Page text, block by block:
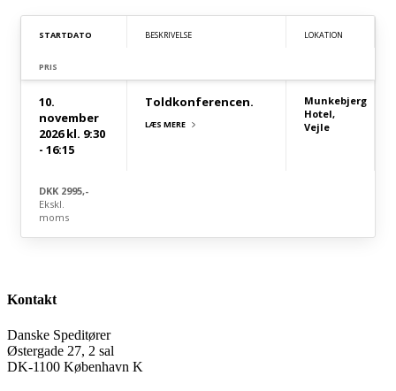
STARTDATO BESKRIVELSE LOKATION
PRIS
10.
november
2026kl. 9:30
- 16:15
Toldkonferencen.
LÆS MERE
Munkebjerg
Hotel,
Vejle
DKK 2995,-
Ekskl.
moms
Kontakt
Danske Speditører
Østergade 27, 2 sal
DK-1100 København K